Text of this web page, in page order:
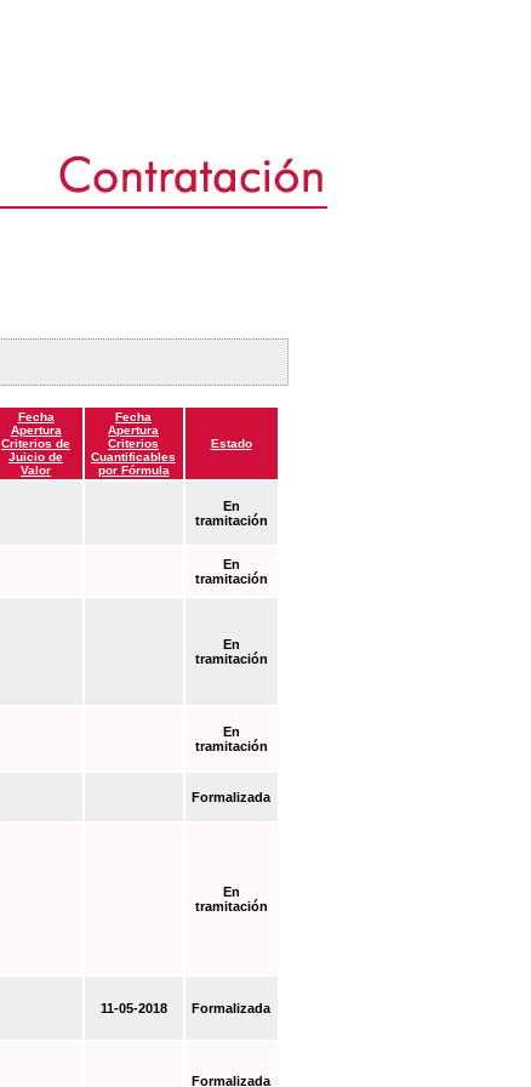
Fecha
Apertura
Criterios de
Juicio de
Valor
Fecha
Apertura
Criterios
Cuantificables
por Fórmula
Estado
En
tramitación
En
tramitación
En
tramitación
En
tramitación
Formalizada
En
tramitación
11-05-2018 Formalizada
Formalizada